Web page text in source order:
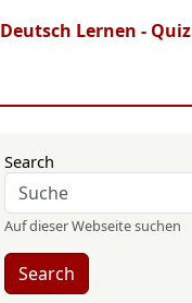
Deutsch Lernen - Quiz
Search
Auf dieser Webseite suchen
Search